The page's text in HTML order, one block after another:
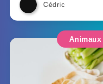
Cédric
Animaux